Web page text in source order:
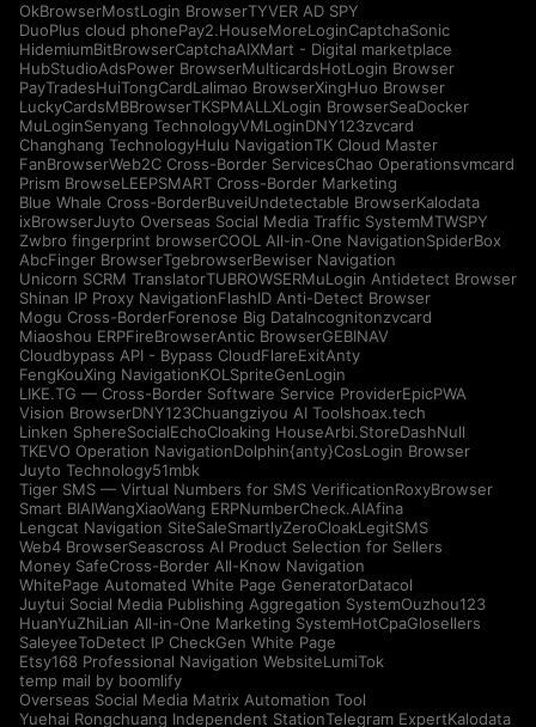
OkBrowserMostLogin BrowserTYVER AD SPY
DuoPlus cloud phonePay2.HouseMoreLoginCaptchaSonic
HidemiumBitBrowserCaptchaAIXMart - Digital marketplace
HubStudioAdsPower BrowserMulticardsHotLogin Browser
PayTradesHuiTongCardLalimao BrowserXingHuo Browser
LuckyCardsMBBrowserTKSPMALLXLogin BrowserSeaDocker
MuLoginSenyang TechnologyVMLoginDNY123zvcard
Changhang TechnologyHulu NavigationTK Cloud Master
FanBrowserWeb2C Cross-Border ServicesChao Operationsvmcard
Prism BrowseLEEPSMART Cross-Border Marketing
Blue Whale Cross-BorderBuveiUndetectable BrowserKalodata
ixBrowserJuyto Overseas Social Media Traffic SystemMTWSPY
Zwbro fingerprint browserCOOL All-in-One NavigationSpiderBox
AbcFinger BrowserTgebrowserBewiser Navigation
Unicorn SCRM TranslatorTUBROWSERMuLogin Antidetect Browser
Shinan IP Proxy NavigationFlashID Anti-Detect Browser
Mogu Cross-BorderForenose Big DataIncognitonzvcard
Miaoshou ERPFireBrowserAntic BrowserGEBINAV
Cloudbypass API - Bypass CloudFlareExitAnty
FengKouXing NavigationKOLSpriteGenLogin
LIKE.TG — Cross-Border Software Service ProviderEpicPWA
Vision BrowserDNY123Chuangziyou AI Toolshoax.tech
Linken SphereSocialEchoCloaking HouseArbi.StoreDashNull
TKEVO Operation NavigationDolphin{anty}CosLogin Browser
Juyto Technology51mbk
Tiger SMS — Virtual Numbers for SMS VerificationRoxyBrowser
Smart BIAIWangXiaoWang ERPNumberCheck.AIAfina
Lengcat Navigation SiteSaleSmartlyZeroCloakLegitSMS
Web4 BrowserSeascross AI Product Selection for Sellers
Money SafeCross-Border All-Know Navigation
WhitePage Automated White Page GeneratorDatacol
Juytui Social Media Publishing Aggregation SystemOuzhou123
HuanYuZhiLian All-in-One Marketing SystemHotCpaGlosellers
SaleyeeToDetect IP CheckGen White Page
Etsy168 Professional Navigation WebsiteLumiTok
temp mail by boomlify
Overseas Social Media Matrix Automation Tool
Yuehai Rongchuang Independent StationTelegram ExpertKalodata